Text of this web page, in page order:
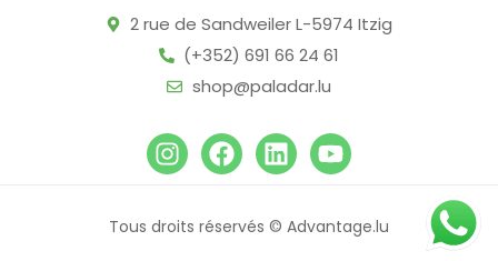
2 rue de Sandweiler L-5974 Itzig
(+352) 691 66 24 61
shop@paladar.lu
Tous droits réservés © Advantage.lu